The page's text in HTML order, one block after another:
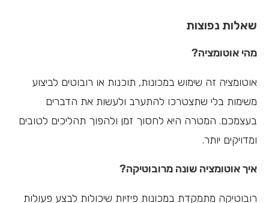
שאלות נפוצות
מהי אוטומציה?
אוטומציה זה שימוש במכונות, תוכנות או רובוטים לביצוע
משימות בלי שתצטרכו להתערב ולעשות את הדברים
בעצמכם. המטרה היא לחסוך זמן ולהפוך תהליכים לטובים
ומדויקים יותר.
איך אוטומציה שונה מרובוטיקה?
רובוטיקה מתמקדת במכונות פיזיות שיכולות לבצע פעולות